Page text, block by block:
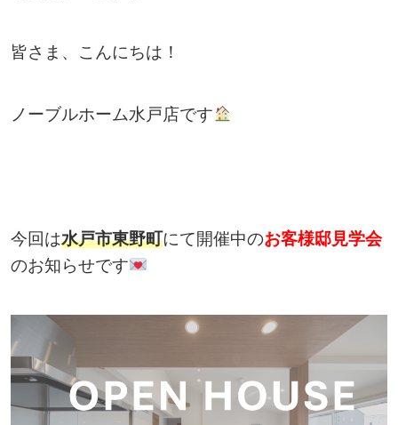
皆さま、こんにちは！
ノーブルホーム水戸店です
今回は水戸市東野町にて開催中のお客様邸見学会
のお知らせです